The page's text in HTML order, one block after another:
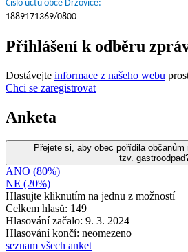
Číslo účtu obce Držovice:
1889171369/0800
Přihlášení k odběru
Dostávejte informace z našeho webu
Chci se zaregistrovat
Anketa
Přejete si, aby obec pořídila
tzv.
ANO (80%)
NE (20%)
Hlasujte kliknutím na jednu z možností
Celkem hlasů: 149
Hlasování začalo: 9. 3. 2024
Hlasování končí: neomezeno
seznam všech anket